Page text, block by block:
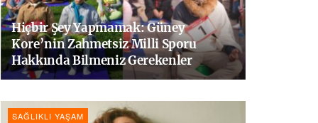
Hiçbir Şey Yapmamak: Güney
Kore’nin Zahmetsiz Milli Sporu
Hakkında Bilmeniz Gerekenler
SAĞLIKLI YAŞAM